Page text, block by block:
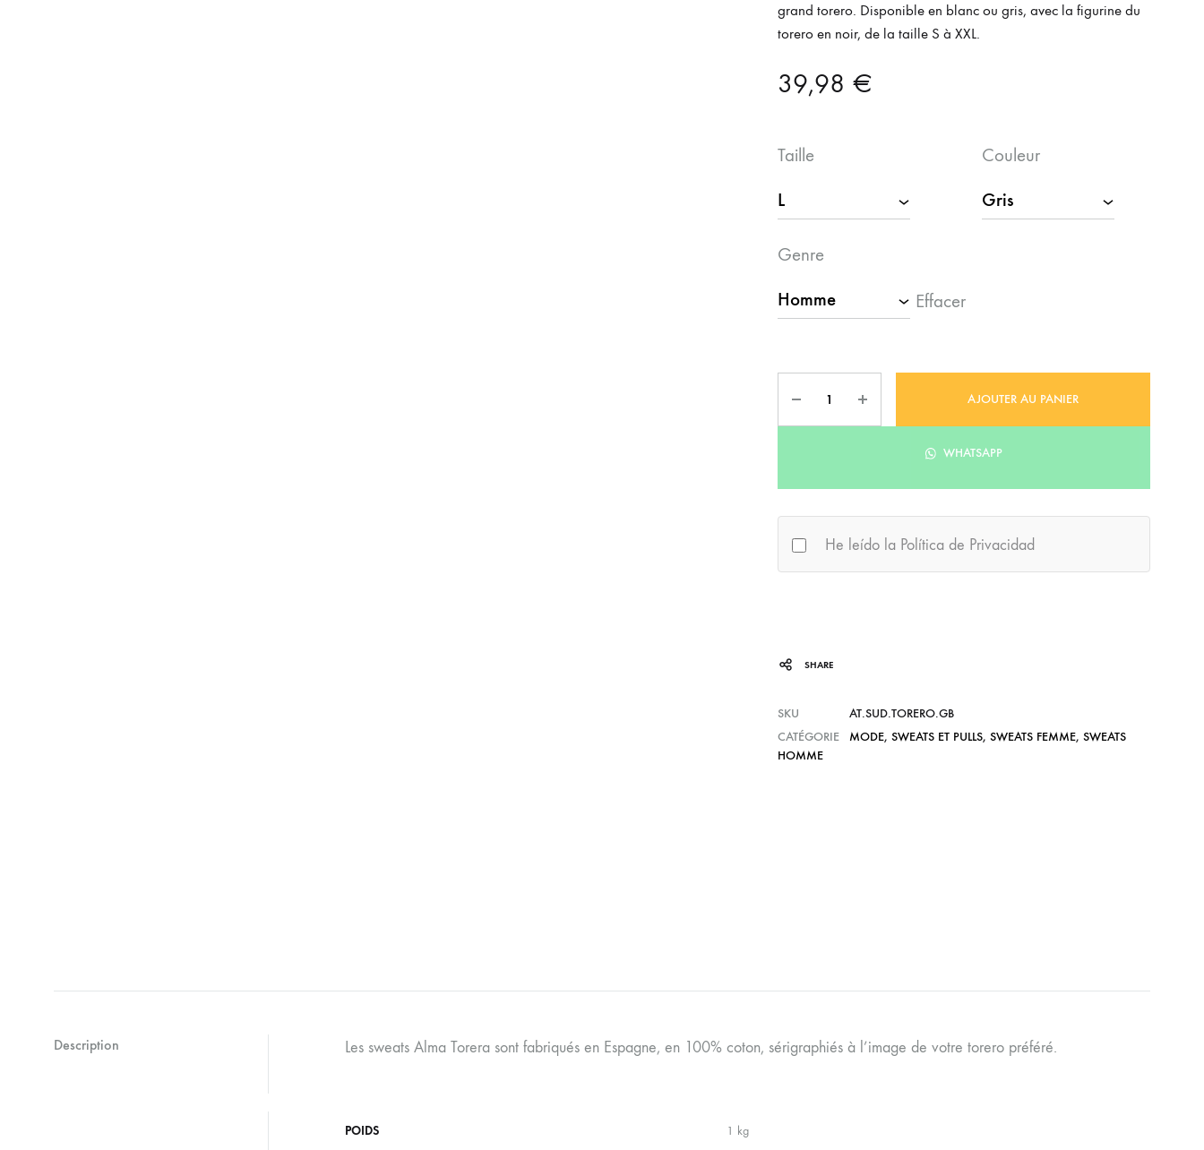
grand torero. Disponible en blanc ou gris, avec la figurine du
torero en noir, de la taille S à XXL.
39,98 €
Taille Couleur
Genre
Effacer
AJOUTER AU PANIER
WHATSAPP
He leído la Política de Privacidad
SHARE
SKU
AT.SUD.TORERO.GB
CATÉGORIE
MODE, SWEATS ET PULLS, SWEATS FEMME, SWEATS
HOMME
Description Les sweats Alma Torera sont fabriqués en Espagne, en 100% coton, sérigraphiés à l’image de votre torero préféré.
POIDS 1 kg